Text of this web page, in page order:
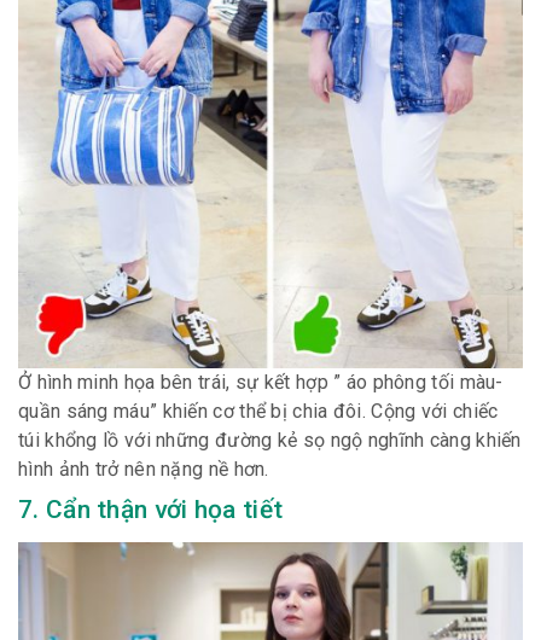
Ở hình minh họa bên trái, sự kết hợp ” áo phông tối màu-
quần sáng máu” khiến cơ thể bị chia đôi. Cộng với chiếc
túi khổng lồ với những đường kẻ sọ ngộ nghĩnh càng khiến
hình ảnh trở nên nặng nề hơn.
7. Cẩn thận với họa tiết